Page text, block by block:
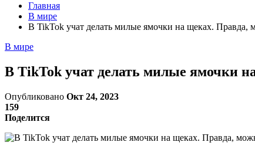
Главная
В мире
В TikTok учат делать милые ямочки на щеках. Правда,
В мире
В TikTok учат делать милые ямочки
Опубликовано Окт 24, 2023
159
Поделится